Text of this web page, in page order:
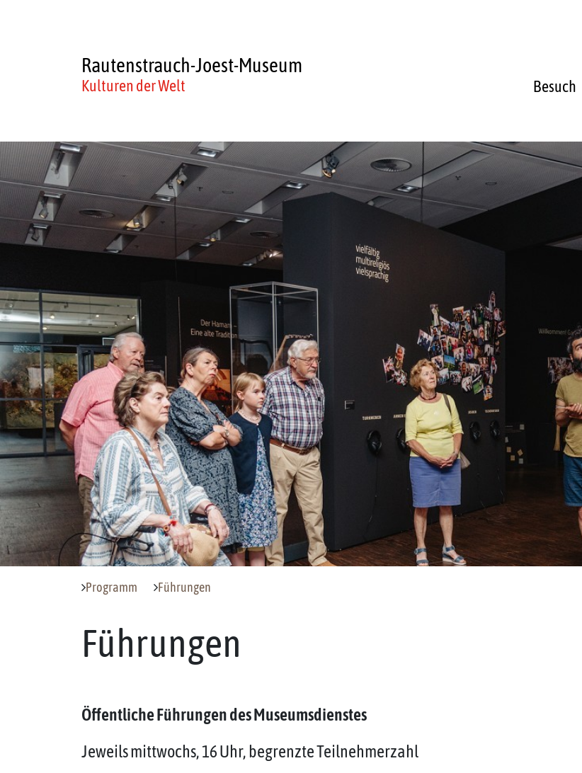
Rautenstrauch-Joest-Museum
Kulturen der Welt Besuch
Programm Führungen
Führungen
Öffentliche Führungen des Museumsdienstes
Jeweils mittwochs, 16 Uhr, begrenzte Teilnehmerzahl